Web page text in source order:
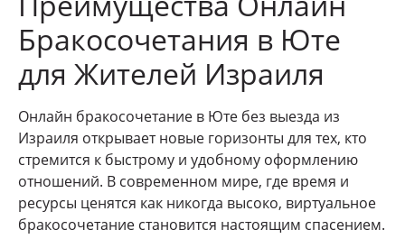
Бракосочетания в Юте
для Жителей Израиля
Онлайн бракосочетание в Юте без выезда из
Израиля открывает новые горизонты для тех, кто
стремится к быстрому и удобному оформлению
отношений. В современном мире, где время и
ресурсы ценятся как никогда высоко, виртуальное
бракосочетание становится настоящим спасением.